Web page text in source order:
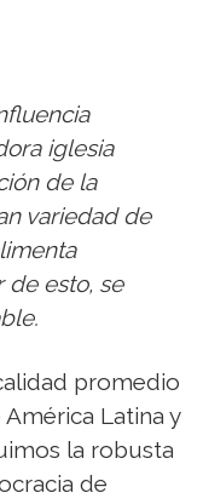
iglesia
de la
variedad de
de esto, se
promedio
Latina y
la robusta
de